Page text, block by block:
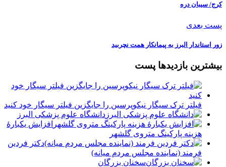
کرج/ سیبان دره
پست بعدی
زور استاندار البرز به پیمانکار همت نچربید
بیشترین بازدیدها پست
فیلتر ترک سیگار نیکوپرسین را جایگزین فیلتر سیگار خود کنید
دانشگاه علوم پزشکی البرز
افزایش یکبارۀ
هزینه پارکینگ متروی گلشهر
دكتر فردين
فرمند (نماينده مجلس مردم میانه)
سخنان بزرگان